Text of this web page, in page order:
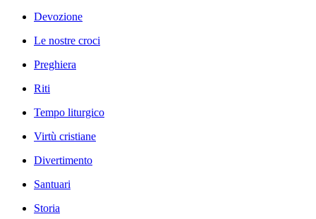
Devozione
Le nostre croci
Preghiera
Riti
Tempo liturgico
Virtù cristiane
Divertimento
Santuari
Storia